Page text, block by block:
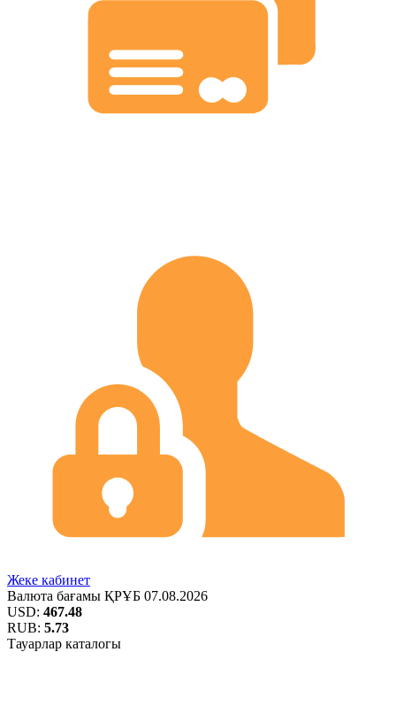
Жеке кабинет
Валюта бағамы ҚРҰБ 07.08.2026
USD: 467.48
RUB: 5.73
Тауарлар каталогы